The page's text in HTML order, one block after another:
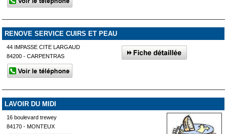
RENOVE SERVICE CUIRS ET PEAU
44 IMPASSE CITE LARGAUD
84200 - CARPENTRAS
LAVOIR DU MIDI
16 boulevard trewey
84170 - MONTEUX